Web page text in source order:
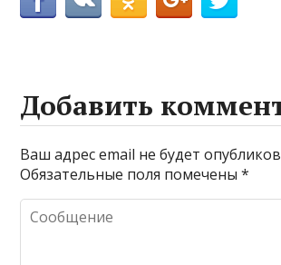
Добавить
Ваш адрес email не будет
Обязательные поля помечены*